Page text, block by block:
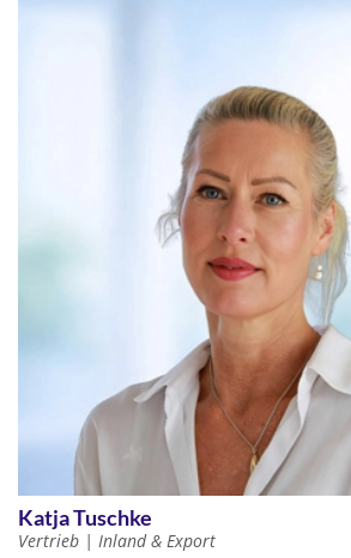
Katja Tuschke
Vertrieb | Inland & Export